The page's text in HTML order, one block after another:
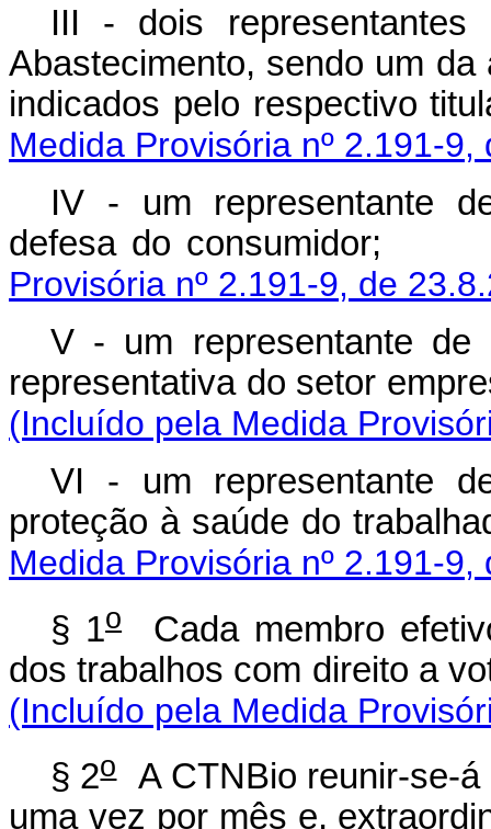
III - dois
Abastecimento, sendo um
indicados pelo
Medida Provisória nº 2.191-9,
IV - um representante
defesa do consumidor;
Provisória nº 2.191-9, de
V - um representante de
representativa do setor
(Incluído pela Medida
VI - um representante
proteção à saúde do
Medida Provisória nº 2.191-9,
§ 1oCada membro
dos trabalhos com direito a
(Incluído pela Medida
§ 2oA CTNBio reunir-se-á
uma vez por mês e,